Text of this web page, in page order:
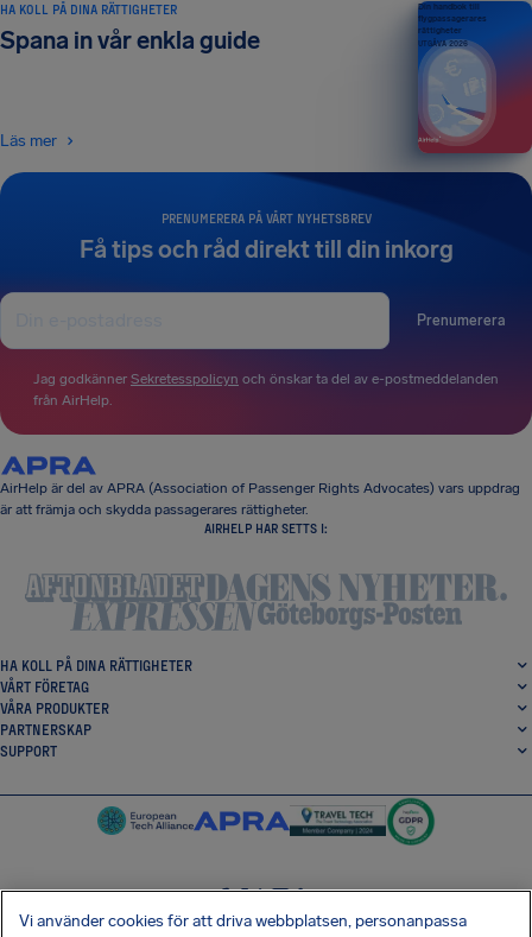
PRENUMERERA PÅ VÅRT NYHETSBREV
Få tips och råd direkt till din inkorg
Prenumerera
Jag godkänner Sekretesspolicyn och önskar ta del av e-postmeddelanden
från AirHelp.
HA KOLL PÅ DINA RÄTTIGHETER
Spana in vår enkla guide
Läs mer
Din handbok till
flygpassagerares
rättigheter
UTGÅVA 2026
AirHelp är del av APRA (Association of Passenger Rights Advocates) vars uppdrag
är att främja och skydda passagerares rättigheter.
AIRHELP HAR SETTS I:
HA KOLL PÅ DINA RÄTTIGHETER
VÅRT FÖRETAG
VÅRA PRODUKTER
PARTNERSKAP
SUPPORT
SocialFacebook
SocialTwitter
SocialInstagram
SocialLinkedin
Vi använder cookies för att driva webbplatsen, personanpassa